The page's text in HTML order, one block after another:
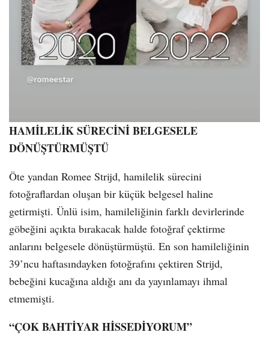
HAMİLELİK SÜRECİNİ BELGESELE
DÖNÜŞTÜRMÜŞTÜ
Öte yandan Romee Strijd, hamilelik sürecini
fotoğraflardan oluşan bir küçük belgesel haline
getirmişti. Ünlü isim, hamileliğinin farklı devirlerinde
göbeğini açıkta bırakacak halde fotoğraf çektirme
anlarını belgesele dönüştürmüştü. En son hamileliğinin
39’ncu haftasındayken fotoğrafını çektiren Strijd,
bebeğini kucağına aldığı anı da yayınlamayı ihmal
etmemişti.
“ÇOK BAHTİYAR HİSSEDİYORUM”